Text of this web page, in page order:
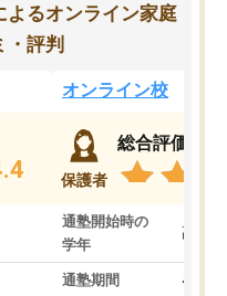
よるオンライン家庭
・評判
オンライン校
保護者
総合評価
通塾開始時の
学年
高3
通塾期間 4ヵ月